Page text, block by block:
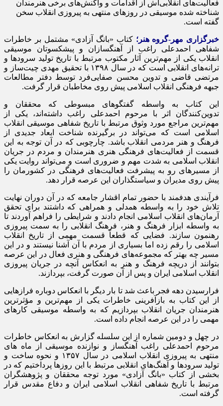
فعالیت‌های انقلابی‌اش از اقدامات و واکنش‌های برخی هنرمندان
شناخته شده موسیقی در روزهای منتهی به پیروزی انقلاب سخن
گفته است.
خبرگزاری مهر-گروه هنر؛ کتاب «بانگ آزادی» مشتمل بر خاطرات
شفاهی احمدعلی راغب از آهنگسازان و پیشکسوتان موسیقی
انقلاب یکی از مهم‌ترین آثار مکتوب مرتبط با تاریخ تولید سرودها و
ترانه‌های انقلابی است که در سال ۱۳۹۸ با تحقیق مهدی چیت‌ساز و
مرتضی قاضی و تدوین محسن صفایی‌فرد توسط دفتر مطالعات
جبهه فرهنگی انقلاب اسلامی پیش روی مخاطبان قرار گرفت.
این کتاب به واسطه گفتگوهای مبسوطی که محققان و
تدوین‌کنندگان اثر با مرحوم احمدعلی راغب داشته‌اند، یکی از
مهم‌ترین مراجع مورد وثوق مرتبط با تاریخ شفاهی موسیقی انقلاب
اسلامی است که می‌تواند در برگیرنده شناخت ابعاد جدیدی از
فرهنگ و هنر مردمی انقلاب باشد. چارچوبی که در آن توجه به این
قسمت از فعالیت‌های فرهنگی هنری هنرمندان و مردم در جریان
انقلاب اسلامی به شدت مهم و ضروری است و می‌تواند روایت یکی
از مسیرهای رو به پیشرفت فعالیت‌های فرهنگی در کشورمان را
پیش روی مدیران و سیاستگذاران این عرصه قرار دهد.
فرآیندی هدفمند با حضور تمام اقشار جامعه که در آن دوران نهایت
تلاش خود را به واسطه همدلی و همراهی که داشتند برای تحقق
آرمان‌های انقلاب اسلامی انجام دادند و شرایطی را فراهم آوردند تا
به واسطه ابزار فرهنگ و هنر، فرهنگ انقلابی را به سمت پیروزی
رهنمون سازند. فضایی که قطعاً قسمت مهمی از تاریخ انقلاب
اسلامی را رقم زده اما بسیاری از مردم با آن آشنا نیستند و در این
مسیر چه بهتر که مجموعه‌های فرهنگی و هنری فعال در این عرصه
بتوانند از دریچه فرهنگ و هنر به انعکاس آنچه در جریان پیروزی
انقلاب اسلامی ایران و پس از آن صورت گرفت، بپردازند.
فرارسیدن دهه فجر باعث شد تا بار دیگر با انعکاس دوباره فرازهایی
از این کتاب به بازآفرینی خاطرات یکی از مهم‌ترین و مؤثرترین
هنرمندان جریان انقلاب بپردازیم که به واسطه موسیقی کارهای
مهمی را در این عرصه انجام داده است.
در چهل و دومین شماره از این سلسله گزارش به انعکاس خاطرات
مرحوم احمدعلی راغب آهنگساز و نوازنده موسیقی از ماه های
منتهی به پیروزی انقلاب اسلامی در سال ۱۳۵۷ و نحوه ساخت و
تولید سرودها و آهنگ‌های انقلابی مرتبط با این روزها پرداختیم که در
بخشی از کتاب «بانگ آزادی» مورد توجه محققان و پژوهشگران
مرتبط با تاریخ شفاهی انقلاب اسلامی ایران و دفاع مقدس قرار
گرفته است.